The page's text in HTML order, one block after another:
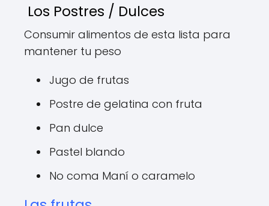
Los Postres / Dulces
Consumir alimentos de esta lista para
mantener tu peso
Jugo de frutas
Postre de gelatina con fruta
Pan dulce
Pastel blando
No coma Maní o caramelo